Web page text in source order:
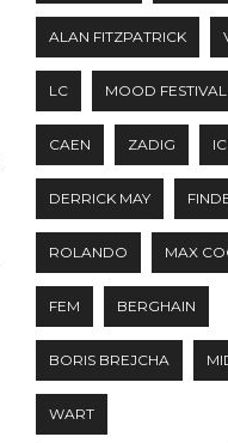
ALAN FITZPATRICK
LC MOOD FESTIVAL
CAEN ZADIG
DERRICK MAY
ROLANDO MAX
FEM BERGHAIN
BORIS BREJCHA
WART